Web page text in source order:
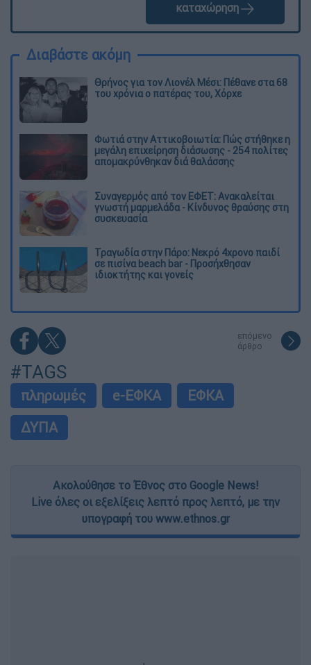
καταχώρηση
Διαβάστε ακόμη
Θρήνος για τον Λιονέλ Μέσι: Πέθανε στα 68
του χρόνια ο πατέρας του, Χόρχε
Φωτιά στην Αττικοβοιωτία: Πώς στήθηκε η
μεγάλη επιχείρηση διάσωσης - 254 πολίτες
απομακρύνθηκαν διά θαλάσσης
Συναγερμός από τον ΕΦΕΤ: Ανακαλείται
γνωστή μαρμελάδα - Κίνδυνος θραύσης στη
συσκευασία
Τραγωδία στην Πάρο: Νεκρό 4χρονο παιδί
σε πισίνα beach bar - Προσήχθησαν
ιδιοκτήτης και γονείς
επόμενο
άρθρο
#TAGS
πληρωμές e-ΕΦΚΑ
ΕΦΚΑ
ΔΥΠΑ
Ακολούθησε το Έθνος στο Google News!
Live όλες οι εξελίξεις λεπτό προς λεπτό, με την
υπογραφή του www.ethnos.gr